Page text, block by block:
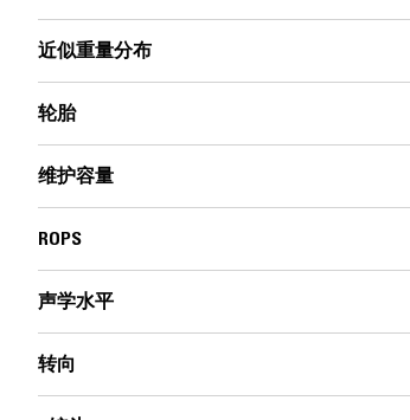
近似重量分布
轮胎
维护容量
ROPS
声学水平
转向